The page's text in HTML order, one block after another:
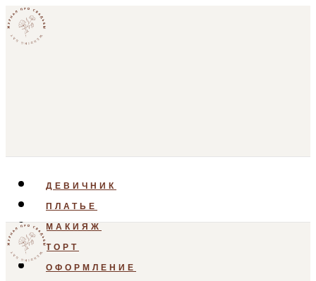
ДЕВИЧНИК
ПЛАТЬЕ
МАКИЯЖ
ТОРТ
ОФОРМЛЕНИЕ